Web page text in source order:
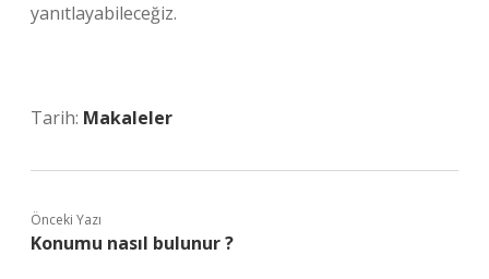
yanıtlayabileceğiz.
Tarih: Makaleler
Önceki Yazı
Konumu nasıl bulunur ?